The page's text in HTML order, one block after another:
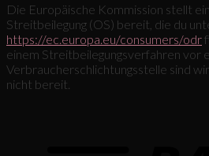
Die Europäische Kommission stellt
Streitbeilegung (OS) bereit, die du
https://ec.europa.eu/consumers/odr
einem Streitbeilegungsverfahren vor
Verbraucherschlichtungsstelle sind
nicht bereit.